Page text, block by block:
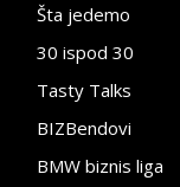
Šta jedemo
30 ispod 30
Tasty Talks
BIZBendovi
BMW biznis liga